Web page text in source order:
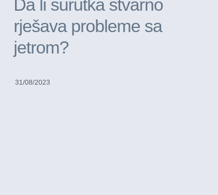
Da li surutka stvarno
rješava probleme sa
jetrom?
31/08/2023